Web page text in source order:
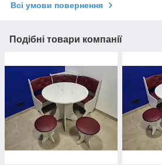
Всі умови повернення
Подібні товари компанії